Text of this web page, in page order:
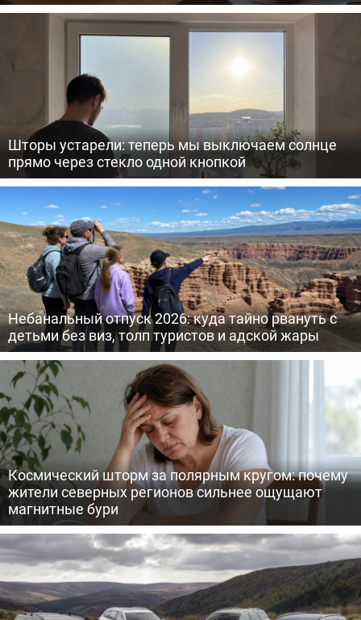
Шторы устарели: теперь мы выключаем солнце
прямо через стекло одной кнопкой
Небанальный отпуск 2026: куда тайно рвануть с
детьми без виз, толп туристов и адской жары
Космический шторм за полярным кругом: почему
жители северных регионов сильнее ощущают
магнитные бури